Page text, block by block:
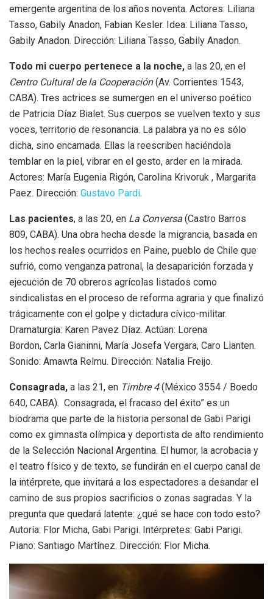
emergente argentina de los años noventa. Actores: Liliana
Tasso, Gabily Anadon, Fabian Kesler. Idea: Liliana Tasso,
Gabily Anadon. Dirección: Liliana Tasso, Gabily Anadon.
Todo mi cuerpo pertenece a la noche, a las 20, en el
Centro Cultural de la Cooperación(Av. Corrientes 1543,
CABA). Tres actrices se sumergen en el universo poético
de Patricia Díaz Bialet. Sus cuerpos se vuelven texto y sus
voces, territorio de resonancia. La palabra ya no es sólo
dicha, sino encarnada. Ellas la reescriben haciéndola
temblar en la piel, vibrar en el gesto, arder en la mirada.
Actores: María Eugenia Rigón, Carolina Krivoruk , Margarita
Paez. Dirección: Gustavo Pardi.
Las pacientes, a las 20, en La Conversa (Castro Barros
809, CABA). Una obra hecha desde la migrancia, basada en
los hechos reales ocurridos en Paine, pueblo de Chile que
sufrió, como venganza patronal, la desaparición forzada y
ejecución de 70 obreros agrícolas listados como
sindicalistas en el proceso de reforma agraria y que finalizó
trágicamente con el golpe y dictadura cívico-militar.
Dramaturgia: Karen Pavez Díaz. Actúan: Lorena
Bordon, Carla Gianinni, María Josefa Vergara, Caro Llanten.
Sonido: Amawta Relmu. Dirección: Natalia Freijo.
Consagrada, a las 21, en Timbre 4(México 3554 / Boedo
640, CABA). Consagrada, el fracaso del éxito” es un
biodrama que parte de la historia personal de Gabi Parigi
como ex gimnasta olímpica y deportista de alto rendimiento
de la Selección Nacional Argentina. El humor, la acrobacia y
el teatro físico y de texto, se fundirán en el cuerpo canal de
la intérprete, que invitará a los espectadores a desandar el
camino de sus propios sacrificios o zonas sagradas. Y la
pregunta que quedará latente: ¿qué se hace con todo esto?
Autoría: Flor Micha, Gabi Parigi. Intérpretes: Gabi Parigi.
Piano: Santiago Martínez. Dirección: Flor Micha.